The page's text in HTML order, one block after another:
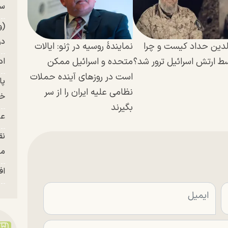
حداد کیست و چرا
ارتش اسرائیل ترور شد؟
نمایندهٔ روسیه در ژنو: ایالات
متحده و اسرائیل ممکن
است در روز‌های آینده حملات
نظامی علیه ایران را از سر
بگیرند